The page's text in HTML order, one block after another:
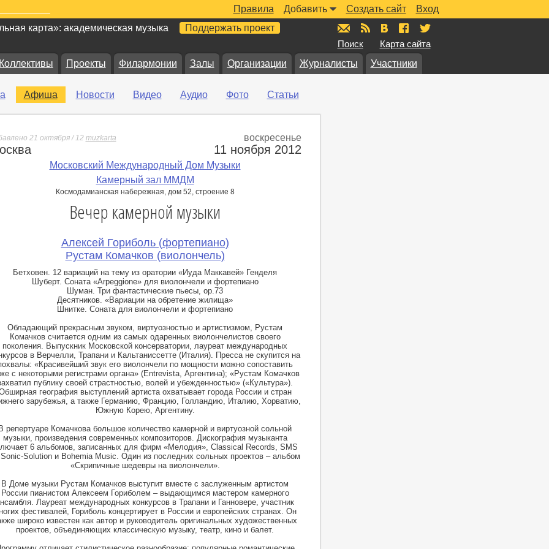
Вход
Создать сайт
Добавить
Правила
карта»: академическая музыка Поддержать проект
Поиск Карта сайта
Коллективы Проекты Филармонии Залы Организации Журналисты Участники
Афиша Новости Видео Аудио Фото Статьи
21 октября / 12 muzkarta воскресенье
11 ноября 2012
Московский Международный Дом Музыки
Камерный зал ММДМ
Космодамианская набережная, дом 52, строение 8
Вечер камерной музыки
Алексей Гориболь (фортепиано)
Рустам Комачков (виолончель)
Бетховен. 12 вариаций на тему из оратории «Иуда Маккавей» Генделя
Шуберт. Соната «Arpeggione» для виолончели и фортепиано
Шуман. Три фантастические пьесы, ор.73
Десятников. «Вариации на обретение жилища»
Шнитке. Соната для виолончели и фортепиано
Обладающий прекрасным звуком, виртуозностью и артистизмом, Рустам
Комачков считается одним из самых одаренных виолончелистов своего
поколения. Выпускник Московской консерватории, лауреат международных
в Верчелли, Трапани и Кальтаниссетте (Италия). Пресса не скупится на
«Красивейший звук его виолончели по мощности можно сопоставить
с некоторыми регистрами органа» (Entrevista, Аргентина); «Рустам Комачков
публику своей страстностью, волей и убежденностью» («Культура»).
география выступлений артиста охватывает города России и стран
зарубежья, а также Германию, Францию, Голландию, Италию, Хорватию,
Южную Корею, Аргентину.
В репертуаре Комачкова большое количество камерной и виртуозной сольной
музыки, произведения современных композиторов. Дискография музыканта
6 альбомов, записанных для фирм «Мелодия», Classical Records, SMS
Sonic-Solution и Bohemia Music. Один из последних сольных проектов – альбом
«Скрипичные шедевры на виолончели».
В Доме музыки Рустам Комачков выступит вместе с заслуженным артистом
России пианистом Алексеем Гориболем – выдающимся мастером камерного
Лауреат международных конкурсов в Трапани и Ганновере, участник
фестивалей, Гориболь концертирует в России и европейских странах. Он
широко известен как автор и руководитель оригинальных художественных
проектов, объединяющих классическую музыку, театр, кино и балет.